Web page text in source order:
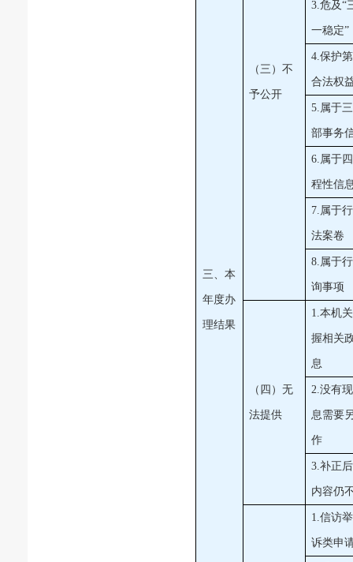
三、本
年度办
理结果
（三）不
予公开
3.危及“
一稳定”
4.保护
合法权
5.属于
部事务
6.属于
程性信
7.属于
法案卷
8.属于
询事项
（四）无
法提供
1.本机
握相关
息
2.没有
息需要
作
3.补正
内容仍
1.信访
诉类申